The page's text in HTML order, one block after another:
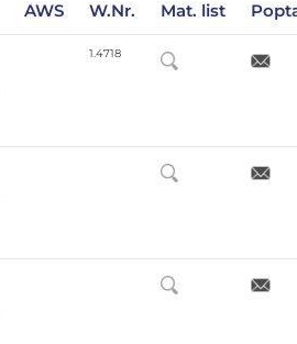
AWS W.Nr. Mat. list
1.4718